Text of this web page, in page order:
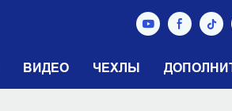
ВИДЕО ЧЕХЛЫ